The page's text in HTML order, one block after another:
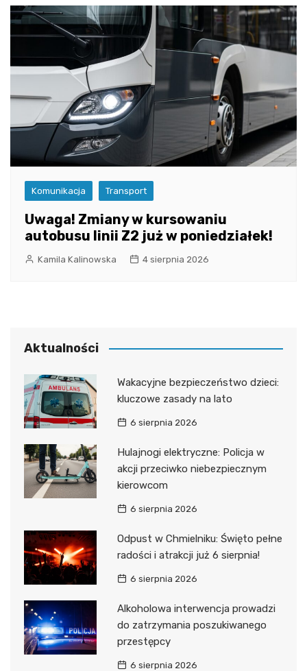
Komunikacja Transport
Uwaga! Zmiany w kursowaniu
autobusu linii Z2 już w poniedziałek!
Kamila Kalinowska 4 sierpnia 2026
Aktualności
Wakacyjne bezpieczeństwo dzieci:
kluczowe zasady na lato
6 sierpnia 2026
Hulajnogi elektryczne: Policja w
akcji przeciwko niebezpiecznym
kierowcom
6 sierpnia 2026
Odpust w Chmielniku: Święto pełne
radości i atrakcji już 6 sierpnia!
6 sierpnia 2026
Alkoholowa interwencja prowadzi
do zatrzymania poszukiwanego
przestępcy
6 sierpnia 2026